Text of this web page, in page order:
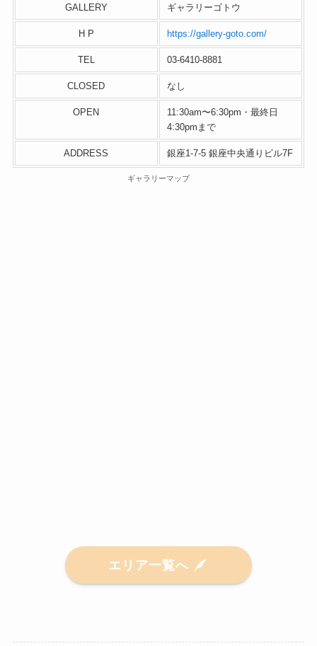
GALLERY ギャラリーゴトウ
H P https://gallery-goto.com/
TEL 03-6410-8881
CLOSED なし
OPEN
11:30am〜6:30pm・最終日
4:30pmまで
ADDRESS 銀座1-7-5 銀座中央通りビル7F
ギャラリーマップ
エリア一覧へ